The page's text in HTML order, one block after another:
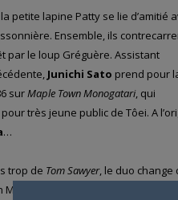
petite lapine Patty se lie d’amitié
Ensemble, ils
par le loup Gréguère. Assistant
Junichi Sato prend pour
sur Maple Town Monogatari, qui
très jeune public de Tôei. A
…
trop de Tom Sawyer, le duo change
et une nouvelle amie